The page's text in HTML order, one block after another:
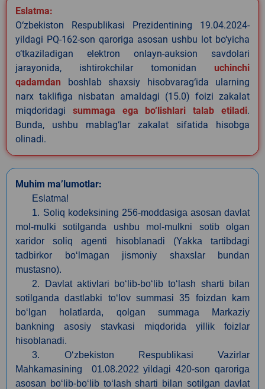
Eslatma:
O‘zbekiston Respublikasi Prezidentining 19.04.2024-
yildagi PQ-162-son qaroriga asosan ushbu lot bo‘yicha
o‘tkaziladigan elektron onlayn-auksion savdolari
jarayonida, ishtirokchilar tomonidan uchinchi
qadamdan boshlab shaxsiy hisobvarag‘ida ularning
narx taklifiga nisbatan amaldagi (15.0) foizi zakalat
miqdoridagi summaga ega bo‘lishlari talab etiladi.
Bunda, ushbu mablag‘lar zakalat sifatida hisobga
olinadi.
Muhim ma’lumotlar:
Eslatma!
1. Soliq kodeksining 256-moddasiga asosan davlat
mol-mulki sotilganda ushbu mol-mulkni sotib olgan
xaridor soliq agenti hisoblanadi (Yakka tartibdagi
tadbirkor bo‘lmagan jismoniy shaxslar bundan
mustasno).
2. Davlat aktivlari bo‘lib-bo‘lib to‘lash sharti bilan
sotilganda dastlabki to‘lov summasi 35 foizdan kam
bo‘lgan holatlarda, qolgan summaga Markaziy
bankning asosiy stavkasi miqdorida yillik foizlar
hisoblanadi.
3. O‘zbekiston Respublikasi Vazirlar
Mahkamasining 01.08.2022 yildagi 420-son qaroriga
asosan bo‘lib-bo‘lib to‘lash sharti bilan sotilgan davlat